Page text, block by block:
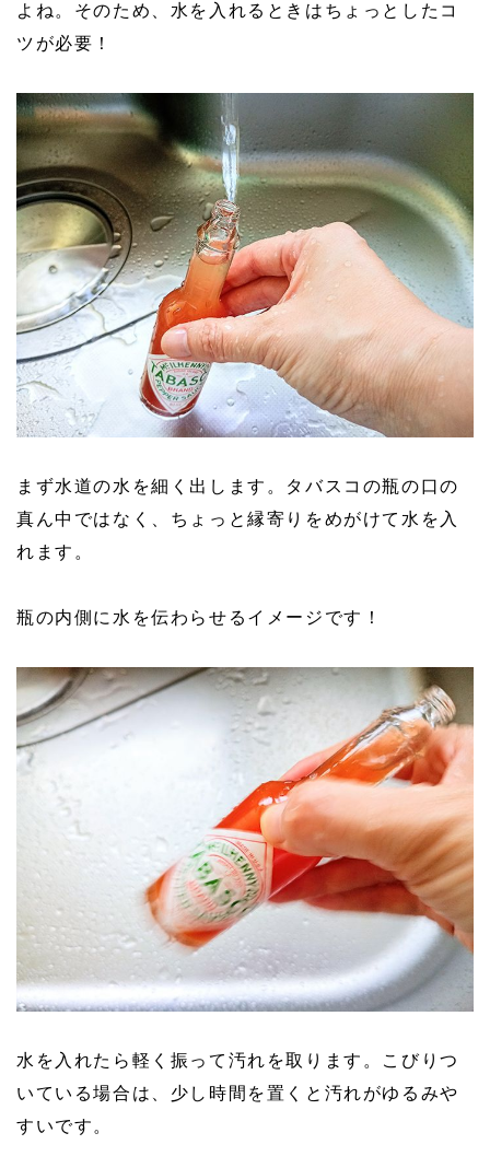
よね。そのため、水を入れるときはちょっとしたコ
ツが必要！
まず水道の水を細く出します。タバスコの瓶の口の
真ん中ではなく、ちょっと縁寄りをめがけて水を入
れます。
瓶の内側に水を伝わらせるイメージです！
水を入れたら軽く振って汚れを取ります。こびりつ
いている場合は、少し時間を置くと汚れがゆるみや
すいです。